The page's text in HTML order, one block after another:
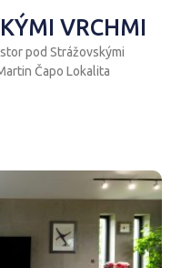
VRCHMI
pod Strážovskými
Čapo Lokalita